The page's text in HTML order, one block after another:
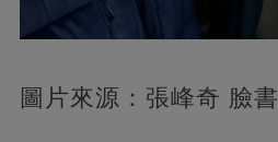
圖片來源：張峰奇 臉書